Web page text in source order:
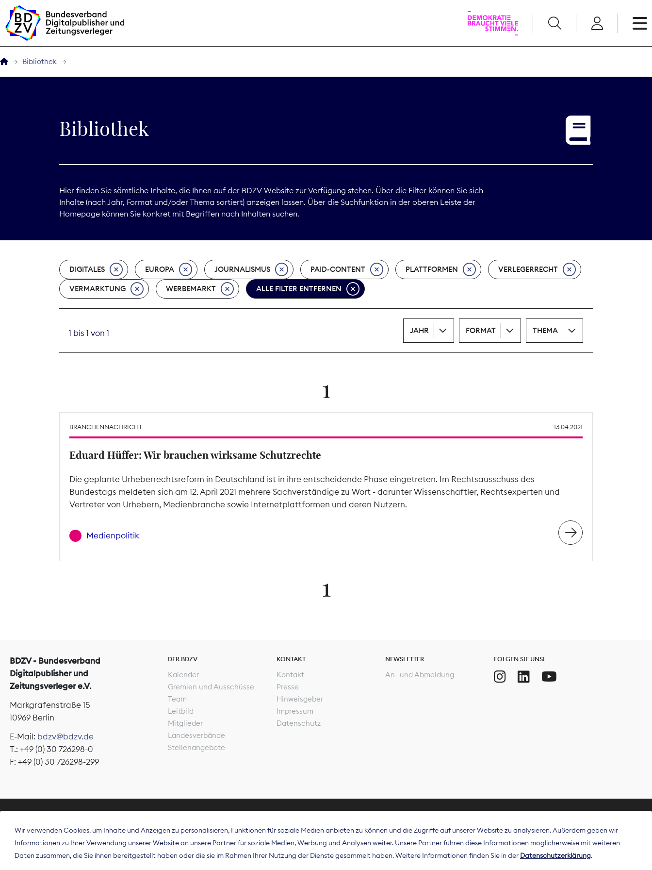
BDZVplus GmbH
Service
Print
Bibliothek
Bibliothek
Hier finden Sie sämtliche Inhalte, die Ihnen auf der BDZV-Website zur Verfügung stehen. Über die Filter können Sie sich
Inhalte (nach Jahr, Format und/oder Thema sortiert) anzeigen lassen. Über die Suchfunktion in der oberen Leiste der
Homepage können Sie konkret mit Begriffen nach Inhalten suchen.
DIGITALES EUROPA JOURNALISMUS PAID-CONTENT PLATTFORMEN VERLEGERRECHT
VERMARKTUNG WERBEMARKT ALLE FILTER ENTFERNEN
1 bis 1 von 1 JAHR FORMAT THEMA
1
BRANCHENNACHRICHT 13.04.2021
Eduard Hüffer: Wir brauchen wirksame Schutzrechte
Die geplante Urheberrechtsreform in Deutschland ist in ihre entscheidende Phase eingetreten. Im Rechtsausschuss des
Bundestags meldeten sich am 12. April 2021 mehrere Sachverständige zu Wort - darunter Wissenschaftler, Rechtsexperten und
Vertreter von Urhebern, Medienbranche sowie Internetplattformen und deren Nutzern.
Medienpolitik
1
BDZV - Bundesverband
Digitalpublisher und
Zeitungsverleger e.V.
Markgrafenstraße 15
10969 Berlin
E-Mail: bdzv@bdzv.de
T.: +49 (0) 30 726298-0
F: +49 (0) 30 726298-299
DER BDZV
Kalender
Gremien und Ausschüsse
Team
Leitbild
Mitglieder
Landesverbände
Stellenangebote
KONTAKT
Kontakt
Presse
Hinweisgeber
Impressum
Datenschutz
NEWSLETTER
An- und Abmeldung
FOLGEN SIE UNS!
Der Bundesverband Digitalpublisher und Zeitungsverleger (BDZV) vertritt als
Spitzenorganisation die Interessen der Zeitungsverlage und digitalen Publisher in
Deutschland und auf EU-Ebene.
Wir verwenden Cookies, um Inhalte und Anzeigen zu personalisieren, Funktionen für soziale Medien anbieten zu können und die Zugriffe auf unserer Website zu analysieren. Außerdem geben wir
Informationen zu Ihrer Verwendung unserer Website an unsere Partner für soziale Medien, Werbung und Analysen weiter. Unsere Partner führen diese Informationen möglicherweise mit weiteren
Daten zusammen, die Sie ihnen bereitgestellt haben oder die sie im Rahmen Ihrer Nutzung der Dienste gesammelt haben. Weitere Informationen finden Sie in der Datenschutzerklärung.